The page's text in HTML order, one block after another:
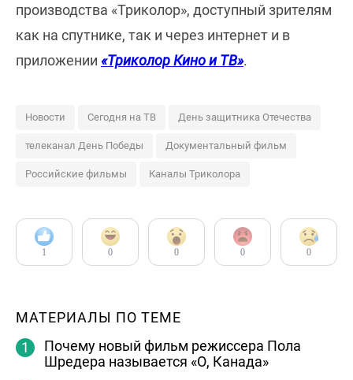
производства «Триколор», доступный зрителям
как на спутнике, так и через интернет и в
приложении «Триколор Кино и ТВ».
Новости Сегодня на ТВ День защитника Отечества
телеканал День Победы Документальный фильм
Российские фильмы Каналы Триколора
1 0 0 0 0
МАТЕРИАЛЫ ПО ТЕМЕ
Почему новый фильм режиссера Пола
Шредера называется «О, Канада»